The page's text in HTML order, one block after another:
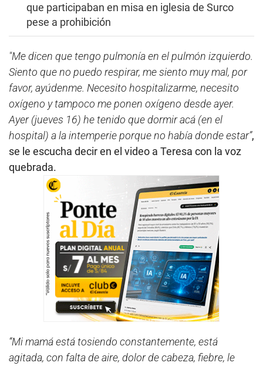
que participaban en misa en iglesia de Surco
pese a prohibición
"Me dicen que tengo pulmonía en el pulmón izquierdo.
Siento que no puedo respirar, me siento muy mal, por
favor, ayúdenme. Necesito hospitalizarme, necesito
oxígeno y tampoco me ponen oxígeno desde ayer.
Ayer (jueves 16) he tenido que dormir acá (en el
hospital) a la intemperie porque no había donde estar”,
se le escucha decir en el video a Teresa con la voz
quebrada.
“Mi mamá está tosiendo constantemente, está
agitada, con falta de aire, dolor de cabeza, fiebre, le